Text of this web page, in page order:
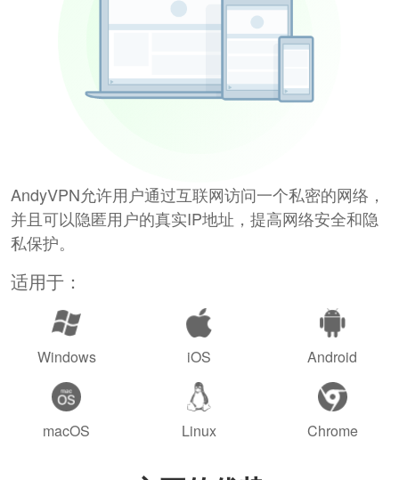
AndyVPN允许用户通过互联网访问一个私密的网络，
并且可以隐匿用户的真实IP地址，提高网络安全和隐
私保护。
适用于：
Windows iOS Android
macOS Linux Chrome